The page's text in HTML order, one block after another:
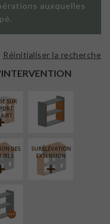
auxquelles
Réinitialiser la recherche
SUR
ISOLATION
INTÉRIEURE
DES
SURÉLÉVATION
EXTENSION